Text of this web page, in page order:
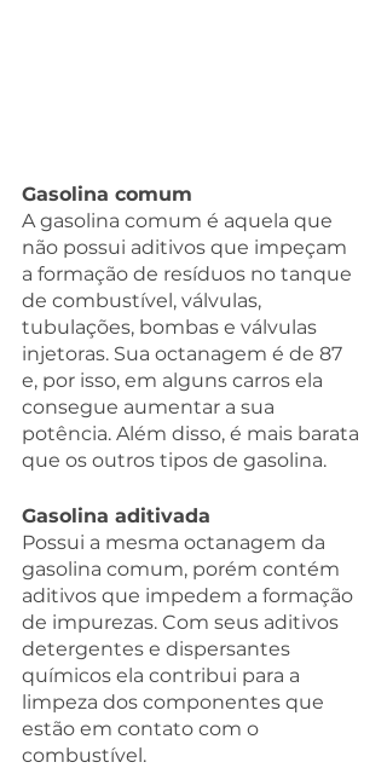
Gasolina comum
A gasolina comum é aquela que
não possui aditivos que impeçam
a formação de resíduos no tanque
de combustível, válvulas,
tubulações, bombas e válvulas
injetoras. Sua octanagem é de 87
e, por isso, em alguns carros ela
consegue aumentar a sua
potência. Além disso, é mais barata
que os outros tipos de gasolina.
Gasolina aditivada
Possui a mesma octanagem da
gasolina comum, porém contém
aditivos que impedem a formação
de impurezas. Com seus aditivos
detergentes e dispersantes
químicos ela contribui para a
limpeza dos componentes que
estão em contato com o
combustível.